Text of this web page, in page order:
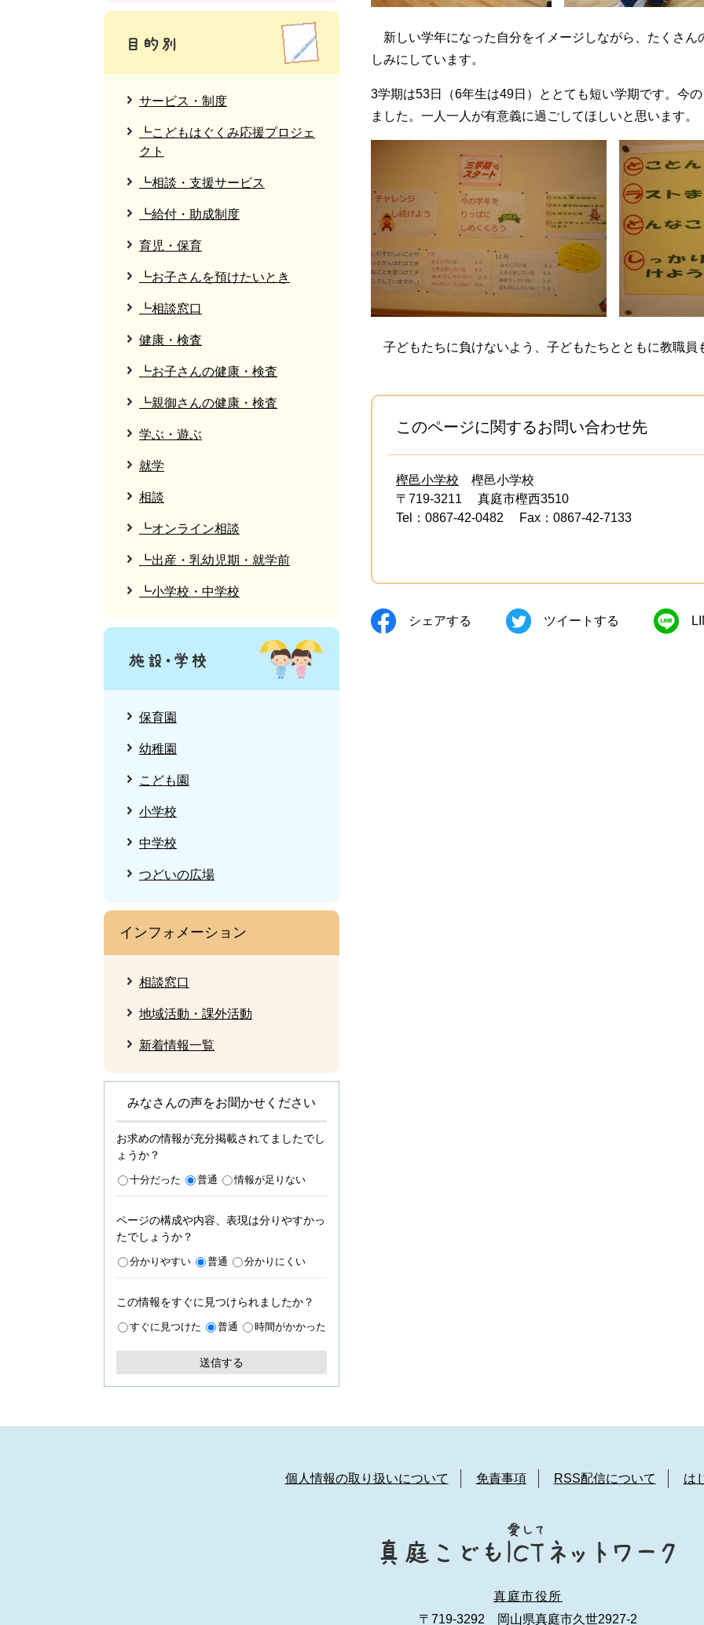
新しい学年になった自分をイメージしながら、たくさん
しみにしています。
3学期は53日（6年生は49日）ととても短い学期です。今
ました。一人一人が有意義に過ごしてほしいと思います。
子どもたちに負けないよう、子どもたちとともに教職員
このページに関するお問い合わせ先
樫邑小学校
樫邑小学校
〒719-3211
真庭市樫西3510
Tel：0867-42-0482
Fax：0867-42-7133
シェアする ツイートする
サービス・制度
┗こどもはぐくみ応援プロジェ
クト
┗相談・支援サービス
┗給付・助成制度
育児・保育
┗お子さんを預けたいとき
┗相談窓口
健康・検査
┗お子さんの健康・検査
┗親御さんの健康・検査
学ぶ・遊ぶ
就学
相談
┗オンライン相談
┗出産・乳幼児期・就学前
┗小学校・中学校
保育園
幼稚園
こども園
小学校
中学校
つどいの広場
インフォメーション
相談窓口
地域活動・課外活動
新着情報一覧
みなさんの声をお聞かせください
お求めの情報が充分掲載されてましたでし
ょうか？
十分だった 普通 情報が足りない
ページの構成や内容、表現は分りやすかっ
たでしょうか？
分かりやすい 普通 分かりにくい
この情報をすぐに見つけられましたか？
すぐに見つけた 普通 時間がかかった
個人情報の取り扱いについて 免責事項 RSS配信について は
真庭市役所
〒719-3292 岡山県真庭市久世2927-2